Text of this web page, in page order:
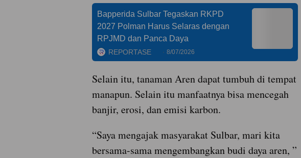
Bapperida Sulbar Tegaskan RKPD
2027 Polman Harus Selaras dengan
RPJMD dan Panca Daya
REPORTASE 8/07/2026
Selain itu, tanaman Aren dapat tumbuh di tempat
manapun. Selain itu manfaatnya bisa mencegah
banjir, erosi, dan emisi karbon.
“Saya mengajak masyarakat Sulbar, mari kita
bersama-sama mengembangkan budi daya aren, ”